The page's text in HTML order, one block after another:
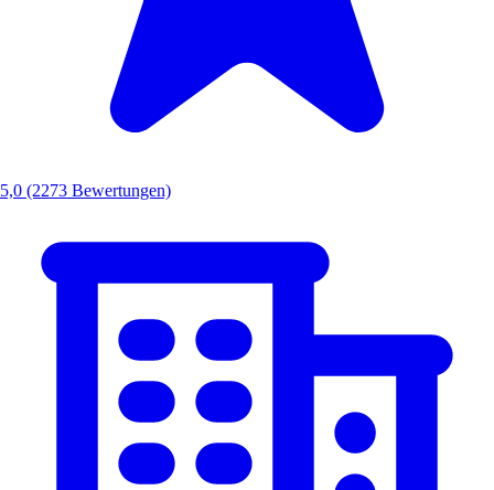
5,0 (2273 Bewertungen)